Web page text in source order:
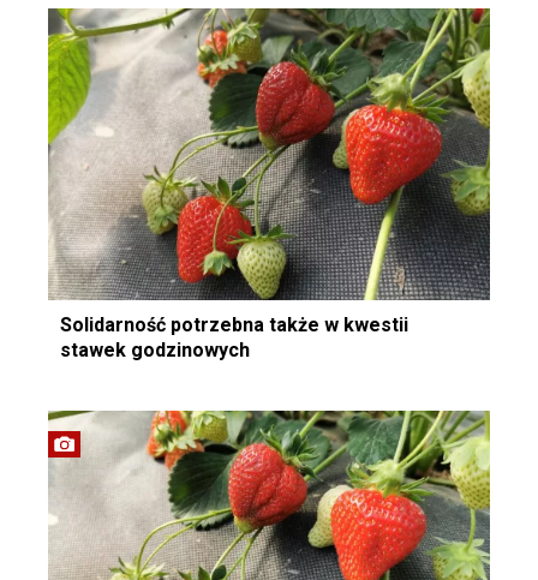
Solidarność potrzebna także w kwestii
stawek godzinowych